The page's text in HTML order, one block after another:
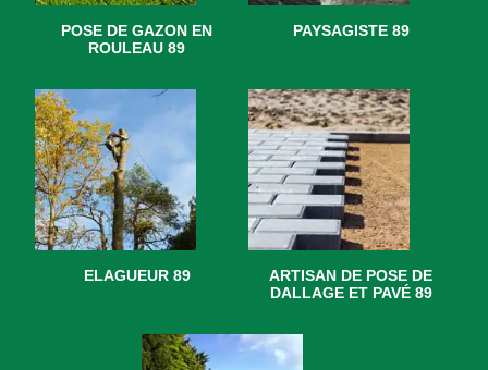
POSE DE GAZON EN
ROULEAU 89
PAYSAGISTE 89
ELAGUEUR 89
ARTISAN DE POSE DE
DALLAGE ET PAVÉ 89